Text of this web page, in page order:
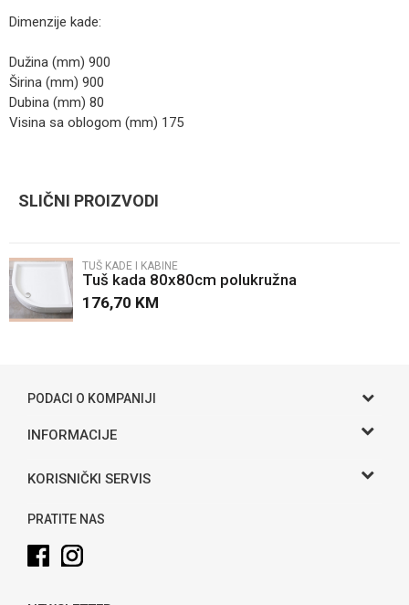
Dimenzije kade:
Dužina (mm) 900
Širina (mm) 900
Dubina (mm) 80
Visina sa oblogom (mm) 175
Poruka
SLIČNI PROIZVODI
TUŠ KADE I KABINE
Tuš kada 80x80cm polukružna
176,70 KM
PODACI O KOMPANIJI
Gama S doo
Adresa
Telefon:
Email:
INFORMACIJE
O nama
KORISNIČKI SERVIS
Uslovi korišćenja i prodaje
Kako kupiti
PRATITE NAS